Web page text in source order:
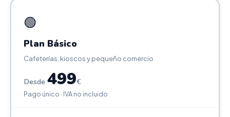
🟢
Plan Básico
Cafeterías, kioscos y pequeño comercio
Desde 499€
Pago único · IVA no incluido